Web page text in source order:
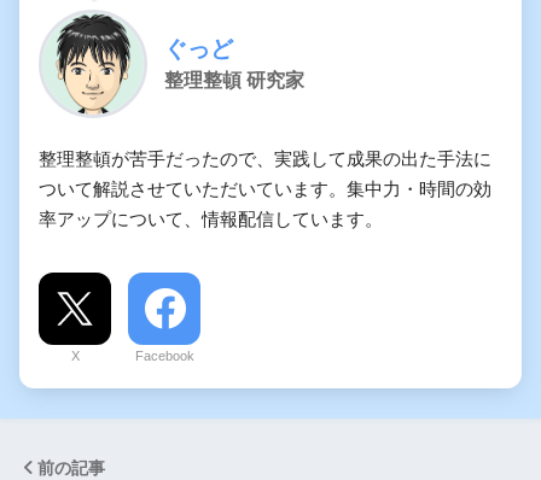
ぐっど
整理整頓 研究家
整理整頓が苦手だったので、実践して成果の出た手法に
ついて解説させていただいています。集中力・時間の効
率アップについて、情報配信しています。
X Facebook
前の記事